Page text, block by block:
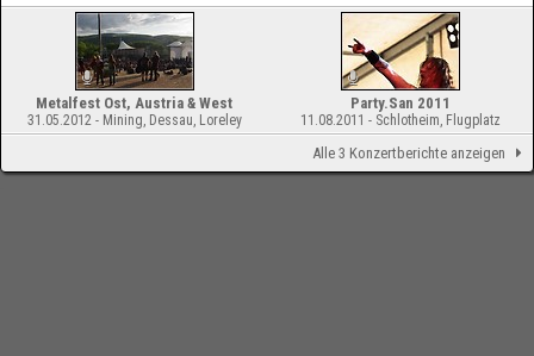
Metalfest Ost, Austria & West
31.05.2012 - Mining, Dessau, Loreley
Party.San 2011
11.08.2011 - Schlotheim, Flugplatz
Alle 3 Konzertberichte anzeigen